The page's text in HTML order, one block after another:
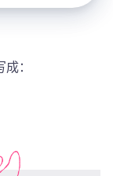
：